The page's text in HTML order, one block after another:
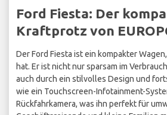
Ford Fiesta: Der
Kraftprotz von
Der Ford Fiesta ist ein kompakter
hat. Er ist nicht nur sparsam im
auch durch ein stilvolles Design und
wie ein Touchscreen-Infotainment-
Rückfahrkamera, was ihn perfekt für